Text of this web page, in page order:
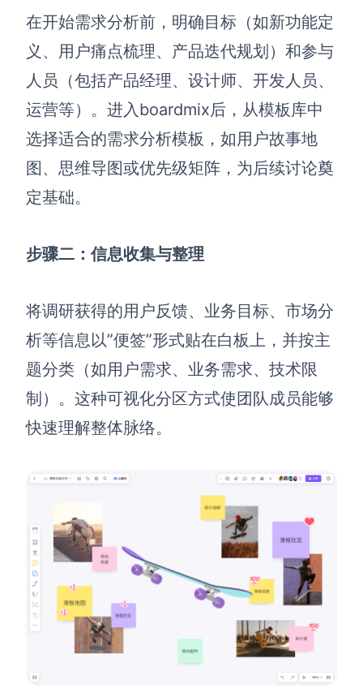
在开始需求分析前，明确目标（如新功能定
义、用户痛点梳理、产品迭代规划）和参与
人员（包括产品经理、设计师、开发人员、
运营等）。进入boardmix后，从模板库中
选择适合的需求分析模板，如用户故事地
图、思维导图或优先级矩阵，为后续讨论奠
定基础。
步骤二：信息收集与整理
将调研获得的用户反馈、业务目标、市场分
析等信息以”便签”形式贴在白板上，并按主
题分类（如用户需求、业务需求、技术限
制）。这种可视化分区方式使团队成员能够
快速理解整体脉络。